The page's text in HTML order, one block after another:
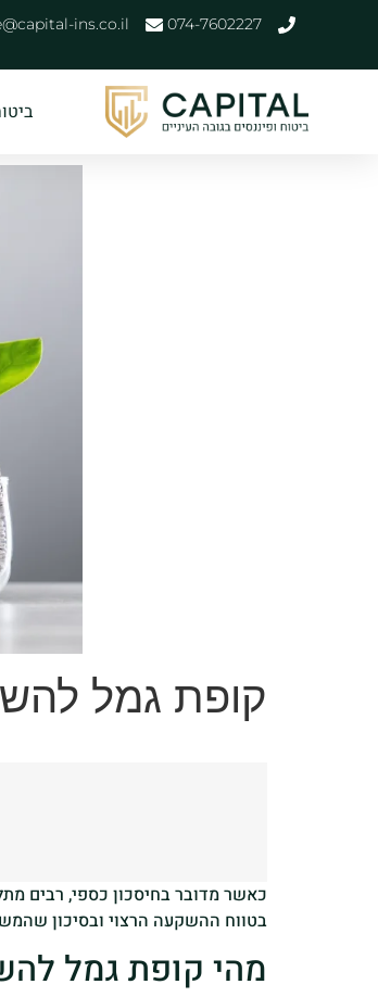
074-7602227
ins.co.il
קופת גמל
כאשר מדובר בחיסכון כספי, רבים
בטווח ההשקעה הרצוי ובסיכון
מהי קופת גמל